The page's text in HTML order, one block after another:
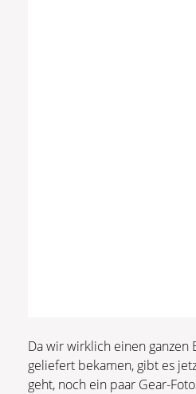
Da wir wirklich einen ganzen
geliefert bekamen, gibt es
geht, noch ein paar Gear-